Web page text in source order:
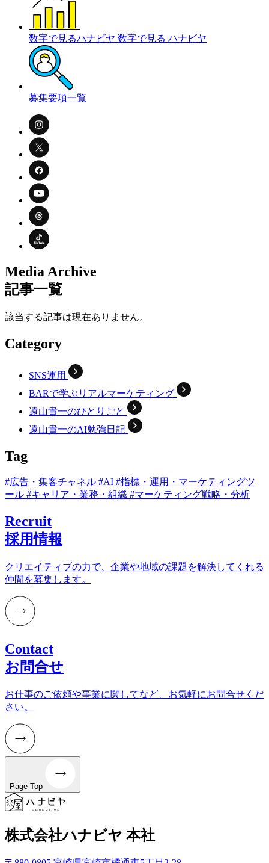
数字で見るハナビヤ 数字で見る ハナビヤ
募集要項一覧
Media Archive
記事一覧
該当する記事は現在ありません。
Category
SNS運用
BARで学ぶリアルマーケティング
遠山貴一のひとりごと
遠山貴一のAI勉強日記
Tag
#広告・集客チャネル #AI #指標・運用・マーケティングツ
ール #キャリア・業務・組織 #マーケティング戦略・分析
Recruit
採用情報
クリエイティブの力で、企業や地域の課題を解決してくれる
仲間を募集します。
Contact
お問合せ
お仕事のご依頼や事業に関してなど、お気軽にお問合せくだ
さい。
Page Top
株式会社ハナビヤ 本社